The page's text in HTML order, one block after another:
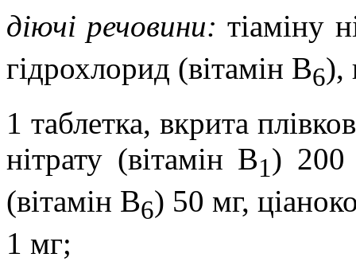
діючі речовини:тіаміну
гідрохлорид (вітамін В6),
1 таблетка, вкрита
нітрату (вітамін В1) 200
(вітамін В6) 50 мг,
1 мг;